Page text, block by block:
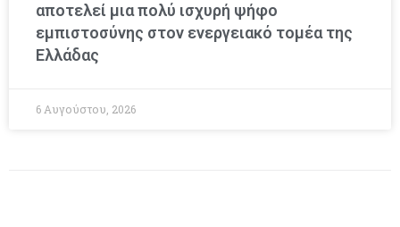
αποτελεί μια πολύ ισχυρή ψήφο
εμπιστοσύνης στον ενεργειακό τομέα της
Ελλάδας
6 Αυγούστου, 2026